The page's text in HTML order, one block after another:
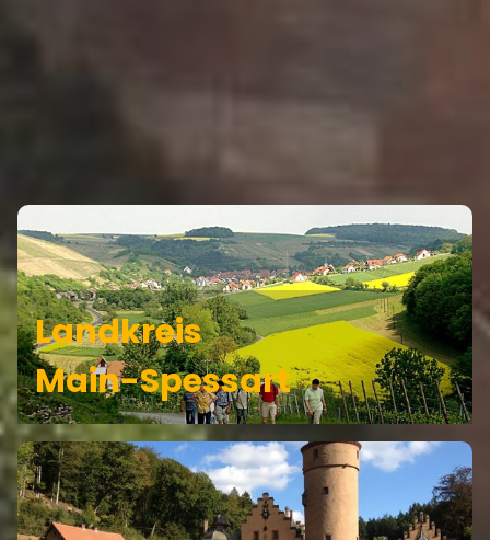
GRÄFENDORF GEHÖRT ZU DEN
REGIONEN
Landkreis
Main-Spessart